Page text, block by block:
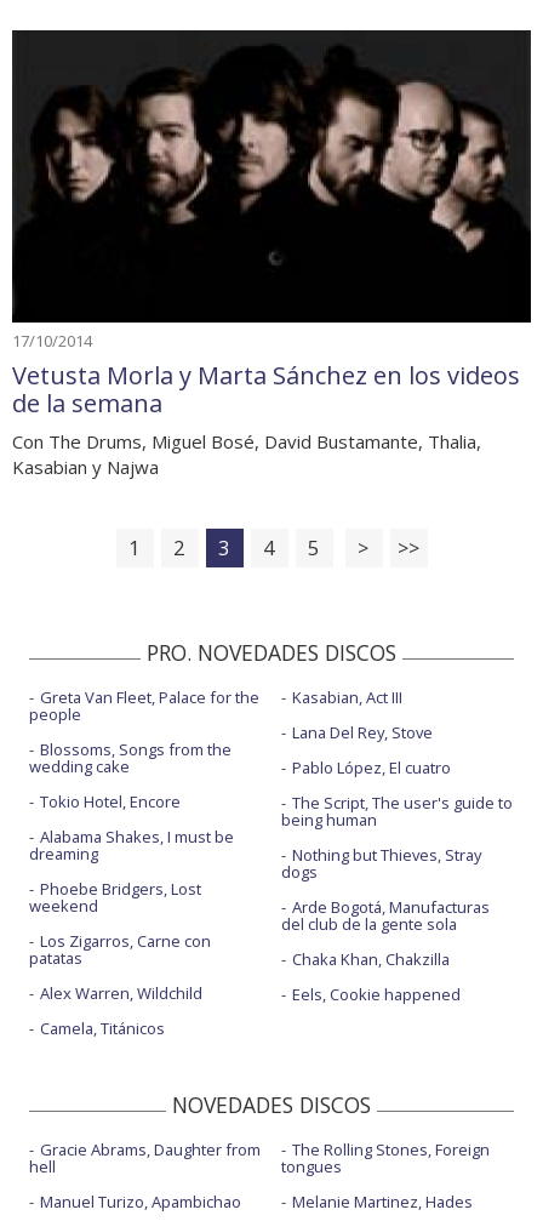
17/10/2014
Vetusta Morla y Marta Sánchez en los videos
de la semana
Con The Drums, Miguel Bosé, David Bustamante, Thalia,
Kasabian y Najwa
1 2 3 4 5 > >>
PRO. NOVEDADES DISCOS
Greta Van Fleet, Palace for the
people
Blossoms, Songs from the
wedding cake
Tokio Hotel, Encore
Alabama Shakes, I must be
dreaming
Phoebe Bridgers, Lost
weekend
Los Zigarros, Carne con
patatas
Alex Warren, Wildchild
Camela, Titánicos
Kasabian, Act III
Lana Del Rey, Stove
Pablo López, El cuatro
The Script, The user's guide to
being human
Nothing but Thieves, Stray
dogs
Arde Bogotá, Manufacturas
del club de la gente sola
Chaka Khan, Chakzilla
Eels, Cookie happened
NOVEDADES DISCOS
Gracie Abrams, Daughter from
hell
Manuel Turizo, Apambichao
The Rolling Stones, Foreign
tongues
Melanie Martinez, Hades